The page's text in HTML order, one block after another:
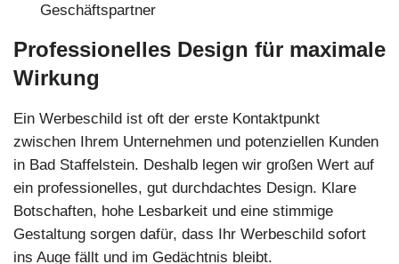
Geschäftspartner
Professionelles Design für maximale
Wirkung
Ein Werbeschild ist oft der erste Kontaktpunkt
zwischen Ihrem Unternehmen und potenziellen Kunden
in Bad Staffelstein. Deshalb legen wir großen Wert auf
ein professionelles, gut durchdachtes Design. Klare
Botschaften, hohe Lesbarkeit und eine stimmige
Gestaltung sorgen dafür, dass Ihr Werbeschild sofort
ins Auge fällt und im Gedächtnis bleibt.